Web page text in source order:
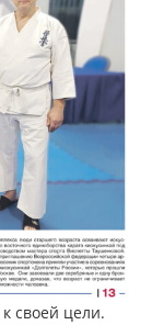
своей цели.